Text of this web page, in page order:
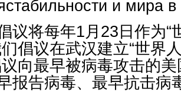
и мира
议将每年1月23日作为“
倡议在武汉建立“世界
向最早被病毒攻击的
报告病毒、最早抗击病